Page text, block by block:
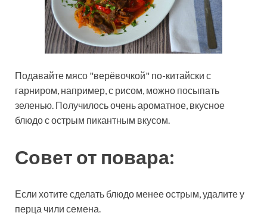
Подавайте мясо "верёвочкой" по-китайски с
гарниром, например, с рисом, можно посыпать
зеленью. Получилось очень ароматное, вкусное
блюдо с острым пикантным вкусом.
Совет от повара:
Если хотите сделать блюдо менее острым, удалите у
перца чили семена.